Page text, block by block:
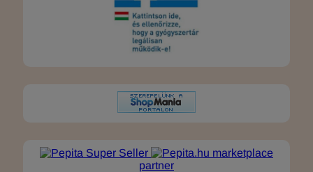
marketplace
partner